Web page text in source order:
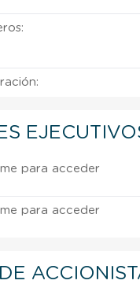
para acceder
para acceder